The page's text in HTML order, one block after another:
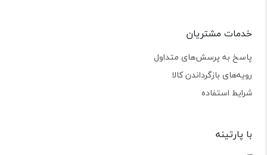
خدمات مشتریان
پاسخ به پرسش‌های متداول
رویه‌های بازگرداندن کالا
شرایط استفاده
با پارتینه